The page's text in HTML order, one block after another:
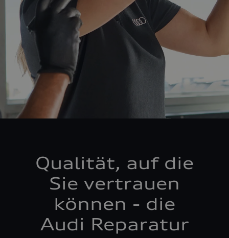
Qualität, auf die
Sie vertrauen
können - die
Audi Reparatur